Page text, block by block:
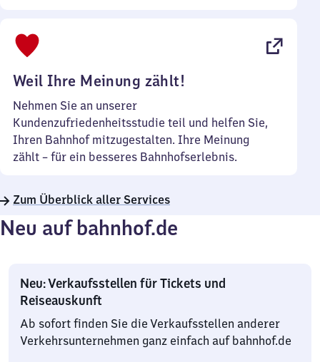
Weil Ihre Meinung zählt!
Nehmen Sie an unserer
Kundenzufriedenheitsstudie teil und helfen Sie,
Ihren Bahnhof mitzugestalten. Ihre Meinung
zählt – für ein besseres Bahnhofserlebnis.
Zum Überblick aller Services
Neu auf bahnhof.de
Neu: Verkaufsstellen für Tickets und
Reiseauskunft
Ab sofort finden Sie die Verkaufsstellen anderer
Verkehrsunternehmen ganz einfach auf bahnhof.de